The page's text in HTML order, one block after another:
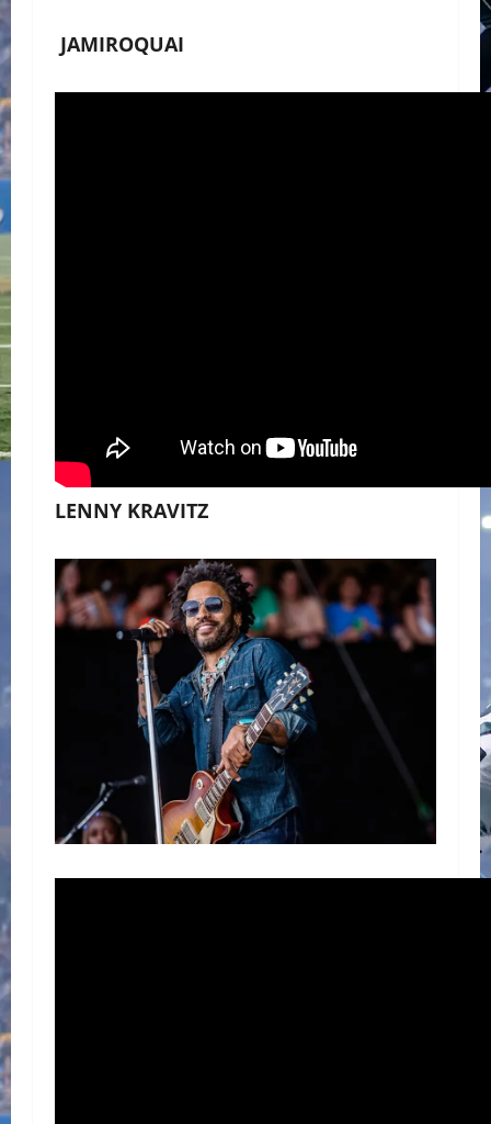
JAMIROQUAI
LENNY KRAVITZ